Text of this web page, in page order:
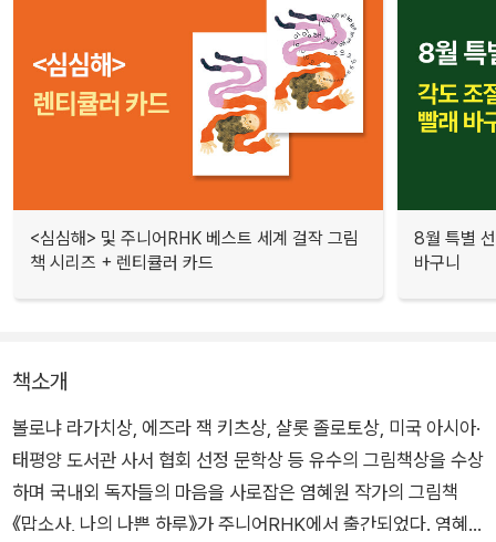
<심심해> 및 주니어RHK 베스트 세계 걸작 그림
책 시리즈 + 렌티큘러 카드
8월 특별
바구니
책소개
볼로냐 라가치상, 에즈라 잭 키츠상, 샬롯 졸로토상, 미국 아시아·
태평양 도서관 사서 협회 선정 문학상 등 유수의 그림책상을 수상
하며 국내외 독자들의 마음을 사로잡은 염혜원 작가의 그림책
《맙소사, 나의 나쁜 하루》가 주니어RHK에서 출간되었다. 염혜